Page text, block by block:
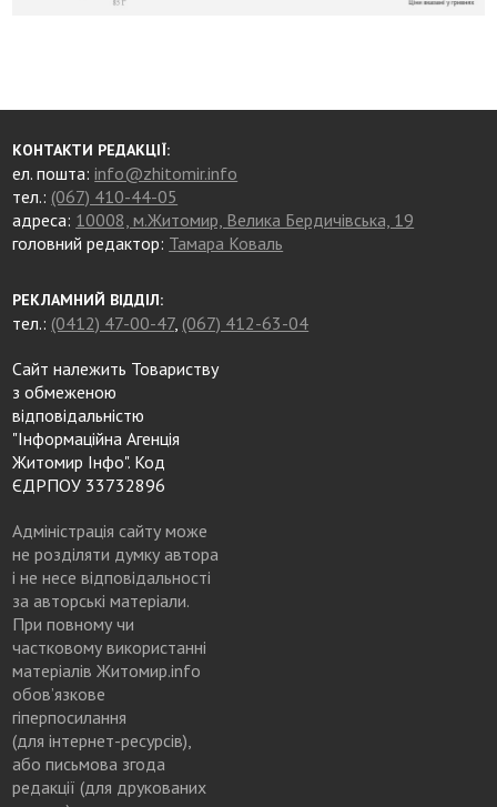
КОНТАКТИ РЕДАКЦІЇ:
ел. пошта:info@zhitomir.info
тел.: (067) 410-44-05
адреса: 10008, м.Житомир, Велика Бердичівська, 19
головний редактор: Тамара Коваль
РЕКЛАМНИЙ ВІДДІЛ:
тел.: (0412) 47-00-47, (067) 412-63-04
Сайт належить Товариству
з обмеженою
відповідальністю
"Інформаційна Агенція
Житомир Інфо". Код
ЄДРПОУ 33732896
Адміністрація сайту може
не розділяти думку автора
і не несе відповідальності
за авторські матеріали.
При повному чи
частковому використанні
матеріалів Житомир.info
обов’язкове
гіперпосилання
(для інтернет-ресурсів),
або письмова згода
редакції (для друкованих